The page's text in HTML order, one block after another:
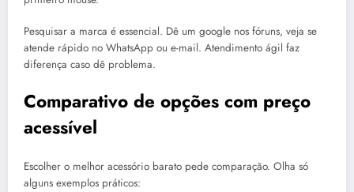
Pesquisar a marca é essencial. Dê um google nos fóruns, veja se
atende rápido no WhatsApp ou e-mail. Atendimento ágil faz
diferença caso dê problema.
Comparativo de opções com preço
acessível
Escolher o melhor acessório barato pede comparação. Olha só
alguns exemplos práticos: